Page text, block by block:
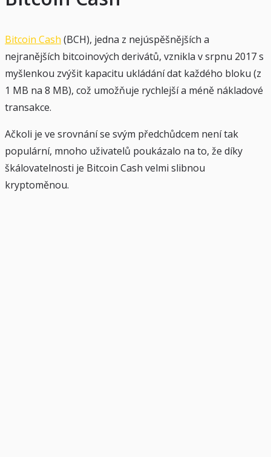
Bitcoin Cash (BCH), jedna z nejúspěšnějších a
nejranějších bitcoinových derivátů, vznikla v srpnu 2017 s
myšlenkou zvýšit kapacitu ukládání dat každého bloku (z
1 MB na 8 MB), což umožňuje rychlejší a méně nákladové
transakce.
Ačkoli je ve srovnání se svým předchůdcem není tak
populární, mnoho uživatelů poukázalo na to, že díky
škálovatelnosti je Bitcoin Cash velmi slibnou
kryptoměnou.